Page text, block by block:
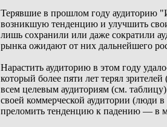
Терявшие в прошлом году аудиторию
возникшую тенденцию и улучшить
лишь сохранили или даже сократили
рынка ожидают от них дальнейшего
Нарастить аудиторию в этом году
который более пяти лет терял
всем целевым аудиториям (см.
своей коммерческой аудитории (люди в
преломить тенденцию к падению — в